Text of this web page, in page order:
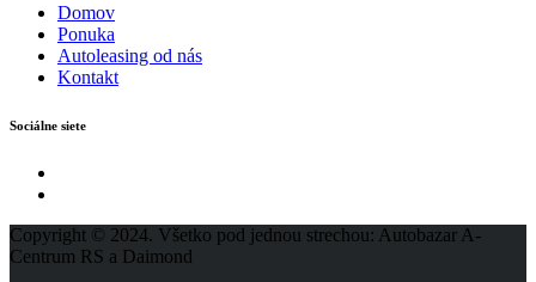
Domov
Ponuka
Autoleasing od nás
Kontakt
Sociálne siete
Copyright © 2024. Všetko pod jednou strechou: Autobazar A-
Centrum RS a Daimond